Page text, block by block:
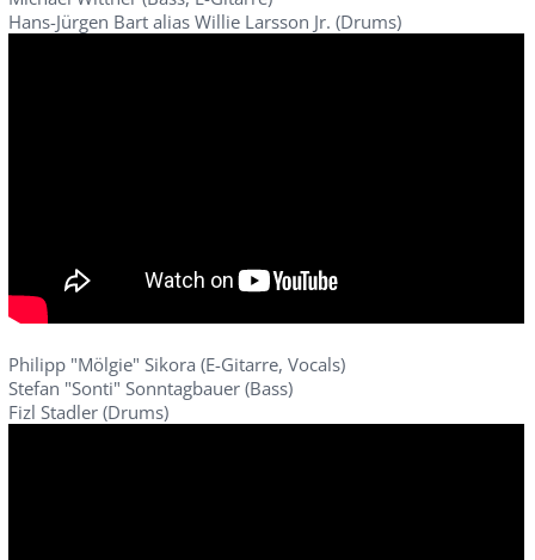
Hans-Jürgen Bart alias Willie Larsson Jr. (Drums)
Philipp "Mölgie" Sikora (E-Gitarre, Vocals)
Stefan "Sonti" Sonntagbauer (Bass)
Fizl Stadler (Drums)